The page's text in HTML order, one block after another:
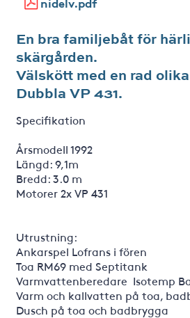
En bra familjebåt för
skärgården.
Välskött med en rad
Dubbla VP 431.
Specifikation
Årsmodell 1992
Längd: 9,1m
Bredd: 3.0 m
Motorer 2x VP 431
Utrustning:
Ankarspel Lofrans i fören
Toa RM69 med Septitank
Varmvattenberedare Isotemp
Varm och kallvatten på toa,
Dusch på toa och badbrygga